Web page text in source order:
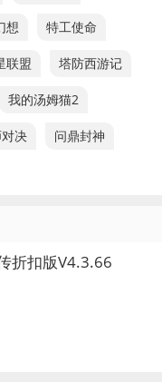
想 特工使命
联盟 塔防西游记
我的汤姆猫2
决 问鼎封神
折扣版V4.3.66